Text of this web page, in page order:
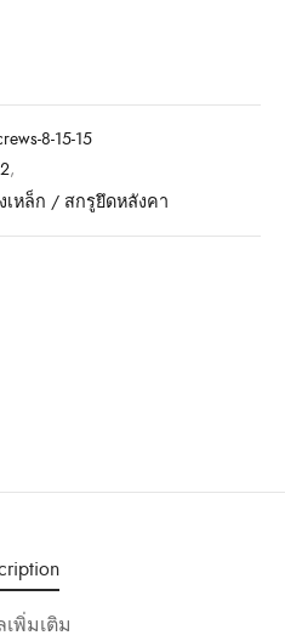
8-15-15
,
เหล็ก / สกรูยึดหลังคา
พิ่มเติม